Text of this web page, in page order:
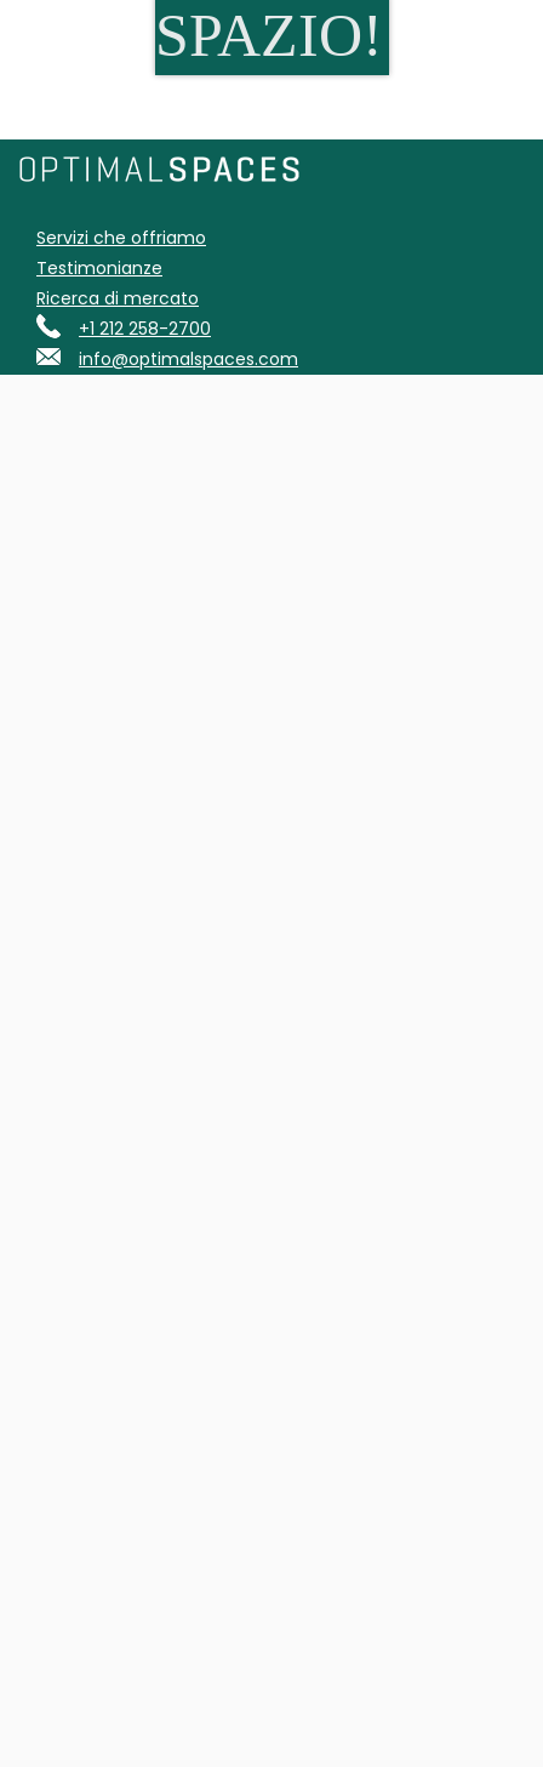
SPAZIO!
Servizi che offriamo
Testimonianze
Ricerca di mercato
+1 212 258-2700
info@optimalspaces.com